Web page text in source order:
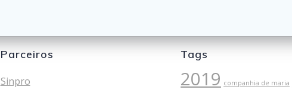
Parceiros
Sinpro
Tags
2019 companhia de maria